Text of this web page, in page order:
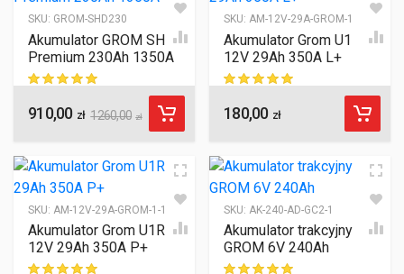
SKU: GROM-SHD230
Akumulator GROM SHD
Premium 230Ah 1350A
ocen klientów
910,00 zł 1260,00 zł
SKU: AM-12V-29A-GROM-1
Akumulator Grom U1
12V 29Ah 350A L+
ocen klientów
180,00 zł
SKU: AM-12V-29A-GROM-1-1-1
Akumulator Grom U1R
12V 29Ah 350A P+
SKU: AK-240-AD-GC2-1
Akumulator trakcyjny
GROM 6V 240Ah